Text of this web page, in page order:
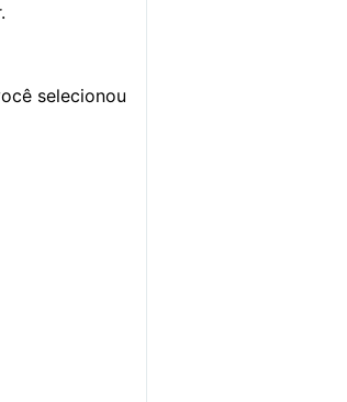
selecionou